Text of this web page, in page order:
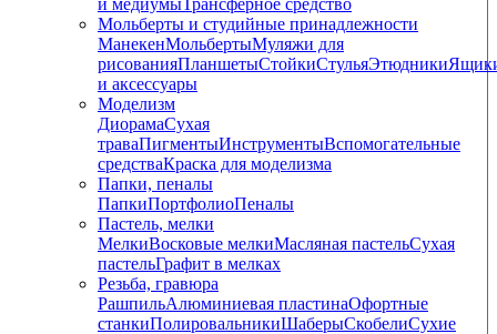
Мольберты и студийные принадлежности
МанекенМольбертыМуляжи для
рисованияПланшетыСтойкиСтульяЭтюдники
и аксессуары
Моделизм
ДиорамаСухая
траваПигментыИнструментыВспомогательные
средстваКраска для моделизма
Папки, пеналы
ПапкиПортфолиоПеналы
Пастель, мелки
МелкиВосковые мелкиМасляная пастельСухая
пастельГрафит в мелках
Резьба, гравюра
РашпильАлюминиевая пластинаОфортные
станкиПолировальникиШаберыСкобелиСухие